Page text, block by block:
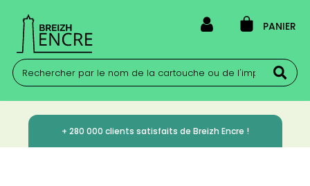
PANIER
+ 280 000 clients satisfaits de Breizh Encre !